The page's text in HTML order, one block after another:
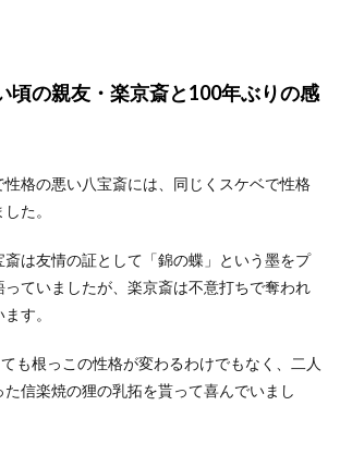
頃の親友・楽京斎と100年ぶりの感
格の悪い八宝斎には、同じくスケベで性格
た。
は友情の証として「錦の蝶」という墨をプ
っていましたが、楽京斎は不意打ちで奪われ
す。
も根っこの性格が変わるわけでもなく、二人
た信楽焼の狸の乳拓を貰って喜んでいまし